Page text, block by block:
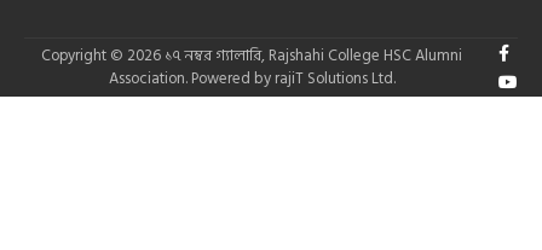
Copyright © 2026 ১৭ নম্বর গ্যালারি, Rajshahi College HSC Alumni
Association.Powered by rajiT Solutions Ltd.